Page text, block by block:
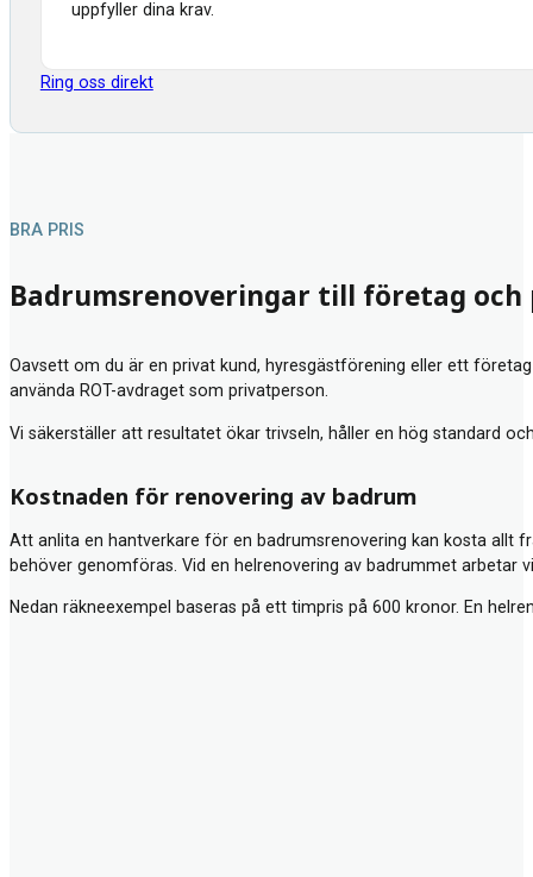
uppfyller dina krav.
Ring oss direkt
Badrumsrenoveringar till företag
Oavsett om du är en privat kund, hyresgästförening eller ett
använda ROT-avdraget som privatperson.
Vi säkerställer att resultatet ökar trivseln, håller en hög standard
BRA PRIS
Kostnaden för renovering av badrum
Att anlita en hantverkare för en badrumsrenovering kan kosta allt
behöver genomföras. Vid en helrenovering av badrummet arbetar
Nedan räkneexempel baseras på ett timpris på 600 kronor. En